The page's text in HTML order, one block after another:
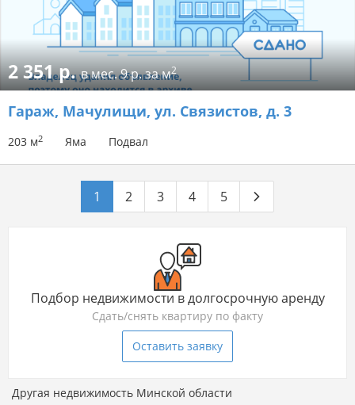
2 351 р.в мес.9 р. за м2
Гараж, Мачулищи, ул. Связистов, д. 3
203 м2 Яма Подвал
1 2 3 4 5
Подбор недвижимости в долгосрочную аренду
Сдать/снять квартиру по факту
Оставить заявку
Другая недвижимость Минской области